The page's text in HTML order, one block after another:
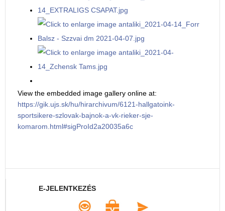
View the embedded image gallery online at:
https://gik.ujs.sk/hu/hirarchivum/6121-hallgatoink-
sportsikere-szlovak-bajnok-a-vk-rieker-sje-
komarom.html#sigProId2a20035a6c
E-JELENTKEZÉS